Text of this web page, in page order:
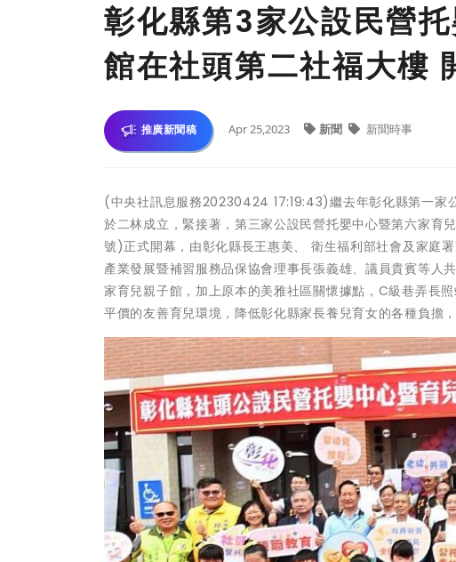
彰化縣第3家公設民營
館在社頭第二社福大樓
推廣新聞稿 Apr 25,2023 新聞 新聞時事
(中央社訊息服務20230424 17:19:43)繼去年彰化縣第一家
於二林成立，緊接著，第三家公設民營托嬰中心暨第六家
號)正式開幕，由彰化縣長王惠美、 衛生福利部社會及家庭
產業發展暨補習服務品保協會理事長張義雄、議員貴賓等人
家育兒親子館，加上原本的美雅社區關懷據點，C級巷弄長
平價的友善育兒環境，降低彰化縣家長養兒育女的各種負擔